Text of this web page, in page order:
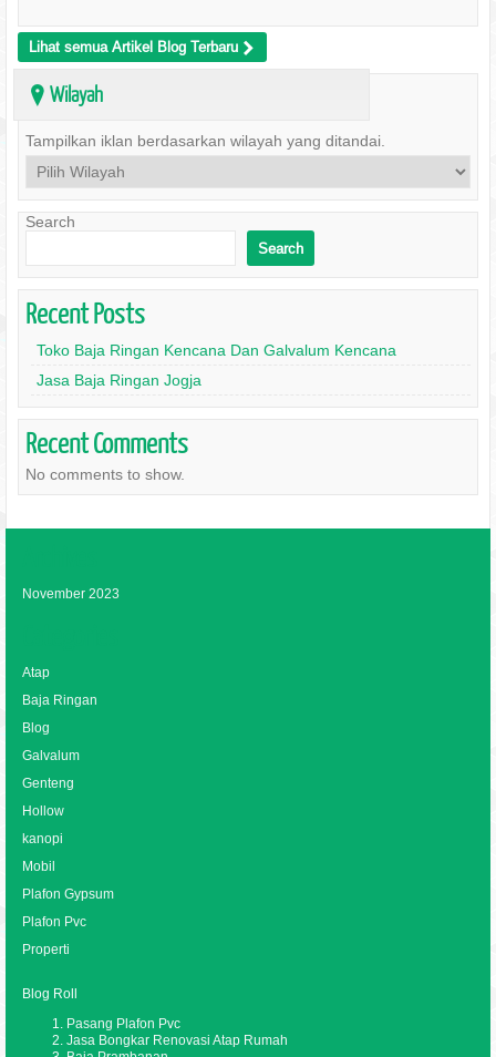
Lihat semua Artikel Blog Terbaru >
? Wilayah
Tampilkan iklan berdasarkan wilayah yang ditandai.
Search
Search
Recent Posts
Toko Baja Ringan Kencana Dan Galvalum Kencana
Jasa Baja Ringan Jogja
Recent Comments
No comments to show.
November 2023
Atap
Baja Ringan
Blog
Galvalum
Genteng
Hollow
kanopi
Mobil
Plafon Gypsum
Plafon Pvc
Properti
Blog Roll
Pasang Plafon Pvc
Jasa Bongkar Renovasi Atap Rumah